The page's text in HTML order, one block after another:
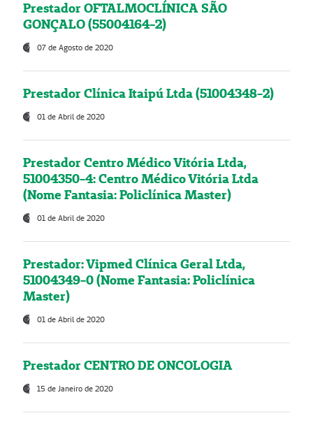
Prestador OFTALMOCLÍNICA SÃO
GONÇALO (55004164-2)
07 de Agosto de 2020
Prestador Clínica Itaipú Ltda (51004348-2)
01 de Abril de 2020
Prestador Centro Médico Vitória Ltda,
51004350-4: Centro Médico Vitória Ltda
(Nome Fantasia: Policlínica Master)
01 de Abril de 2020
Prestador: Vipmed Clínica Geral Ltda,
51004349-0 (Nome Fantasia: Policlínica
Master)
01 de Abril de 2020
Prestador CENTRO DE ONCOLOGIA
15 de Janeiro de 2020